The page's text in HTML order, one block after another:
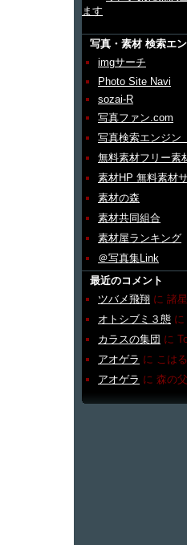
ます
写真・素材 検索エ
imgサーチ
Photo Site Navi
sozai-R
写真ファン.com
写真検索エンジ
無料素材フリー素
素材HP 無料素材
素材の森
素材共同組合
素材屋ランキング
＠写真集Link
最近のコメント
ツバメ飛翔 に 諸星
オトシブミ３態 に
カラスの集団 に
アオゲラ に こは
アオゲラ に 森の